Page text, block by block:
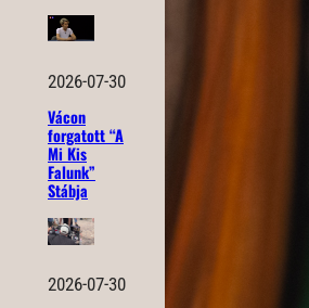
2026-07-30
Vácon
forgatott “A
Mi Kis
Falunk”
Stábja
2026-07-30